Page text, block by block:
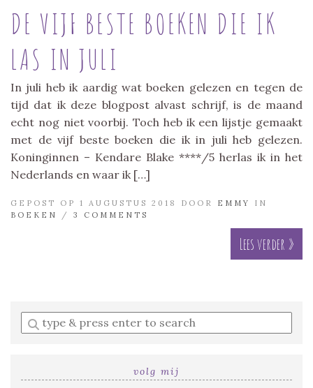
DE VIJF BESTE BOEKEN DIE IK
LAS IN JULI
In juli heb ik aardig wat boeken gelezen en tegen de
tijd dat ik deze blogpost alvast schrijf, is de maand
echt nog niet voorbij. Toch heb ik een lijstje gemaakt
met de vijf beste boeken die ik in juli heb gelezen.
Koninginnen – Kendare Blake ****/5 herlas ik in het
Nederlands en waar ik […]
GEPOST OP 1 AUGUSTUS 2018 DOOR EMMY
IN
BOEKEN
/ 3 COMMENTS
Lees verder »
Enter
a
volg mij